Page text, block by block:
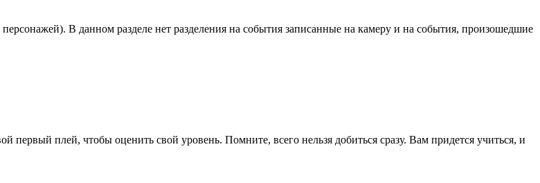
В данном разделе нет разделения на события записанные на камеру и на события, произошедшие
первый плей, чтобы оценить свой уровень. Помните, всего нельзя добиться сразу. Вам придется учиться, и